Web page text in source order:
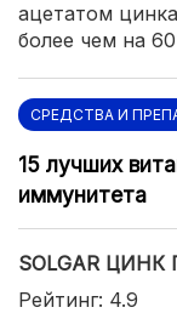
ацетатом
более чем на
СРЕДСТВА И
15 лучших
иммунитета
SOLGAR
Рейтинг: 4.9